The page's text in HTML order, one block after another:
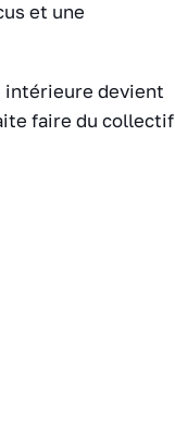
et une
intérieure devient
faire du collectif